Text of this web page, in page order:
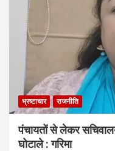
भ्रष्टाचार राजनीति
पंचायतों से लेकर
घोटाले : गरिमा